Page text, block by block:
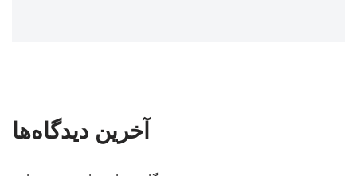
آخرین دیدگاه‌ها